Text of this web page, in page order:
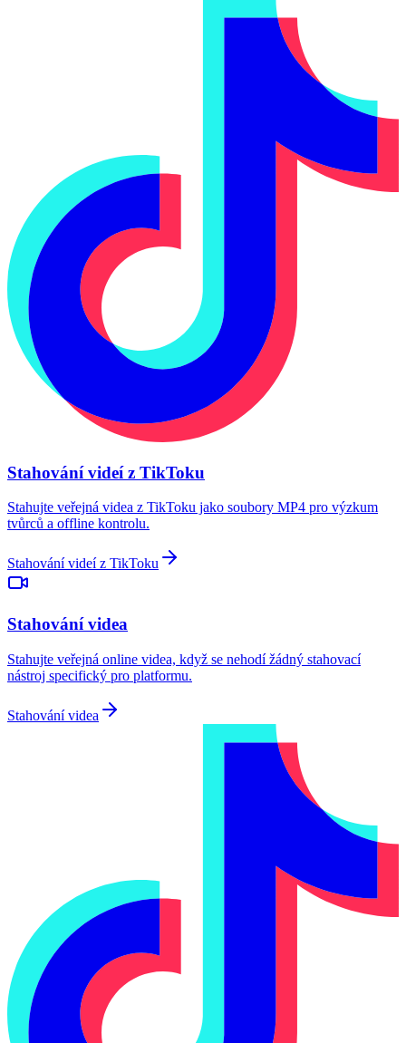
Stahování videí z TikToku
Stahujte veřejná videa z TikToku jako soubory MP4 pro výzkum
tvůrců a offline kontrolu.
Stahování videí z TikToku
Stahování videa
Stahujte veřejná online videa, když se nehodí žádný stahovací
nástroj specifický pro platformu.
Stahování videa